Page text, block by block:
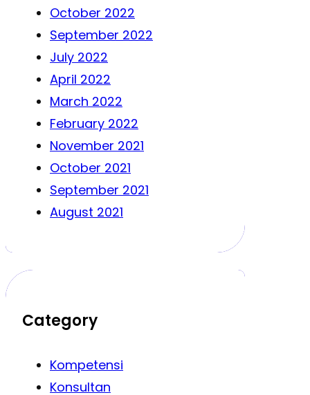
October 2022
September 2022
July 2022
April 2022
March 2022
February 2022
November 2021
October 2021
September 2021
August 2021
Category
Kompetensi
Konsultan